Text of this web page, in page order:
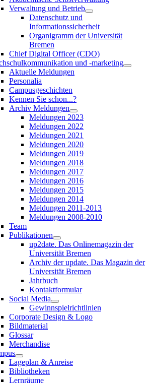
Verwaltung und Betrieb
Datenschutz und
Informationssicherheit
Organigramm der Universität
Bremen
Chief Digital Officer (CDO)
und -marketing
Aktuelle Meldungen
Personalia
Campusgeschichten
Kennen Sie schon...?
Archiv Meldungen
Meldungen 2023
Meldungen 2022
Meldungen 2021
Meldungen 2020
Meldungen 2019
Meldungen 2018
Meldungen 2017
Meldungen 2016
Meldungen 2015
Meldungen 2014
Meldungen 2011-2013
Meldungen 2008-2010
Team
Publikationen
up2date. Das Onlinemagazin der
Universität Bremen
Archiv der update. Das Magazin der
Universität Bremen
Jahrbuch
Kontaktformular
Social Media
Gewinnspielrichtlinien
Corporate Design & Logo
Bildmaterial
Glossar
Merchandise
Lageplan & Anreise
Bibliotheken
Lernräume